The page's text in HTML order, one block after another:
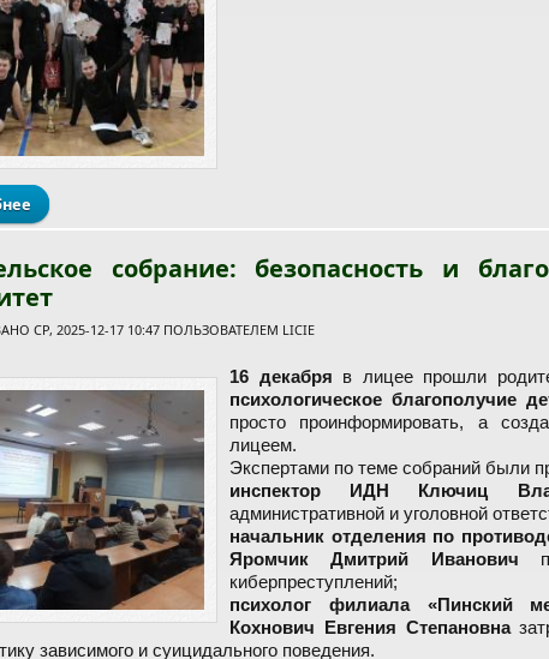
о VlII Рождественский турнир по волейболу завершён!
собрание: безопасность и
СР, 2025-12-17 10:47 ПОЛЬЗОВАТЕЛЕМ LICIE
16 декабря в лицее прошли
психологическое благополучие
просто проинформировать, а
лицеем.
Экспертами по теме собраний были
инспектор ИДН Ключиц
административной и уголовной
начальник отделения по
Яромчик Дмитрий Иванович
киберпреступлений;
психолог филиала «Пинский
Кохнович Евгения Степановна
зависимого и суицидального поведения.